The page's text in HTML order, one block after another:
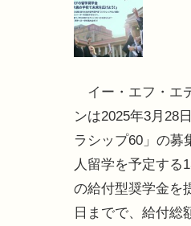
イー・エフ・エ
ンは2025年3月28
ラシップ60」の募
人留学を予定する
の給付型奨学金を
日までで、給付総